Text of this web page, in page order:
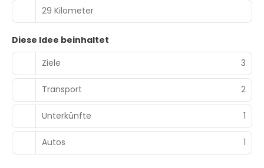
29 Kilometer
Diese Idee beinhaltet
Ziele
3
Transport 2
Unterkünfte 1
Autos 1